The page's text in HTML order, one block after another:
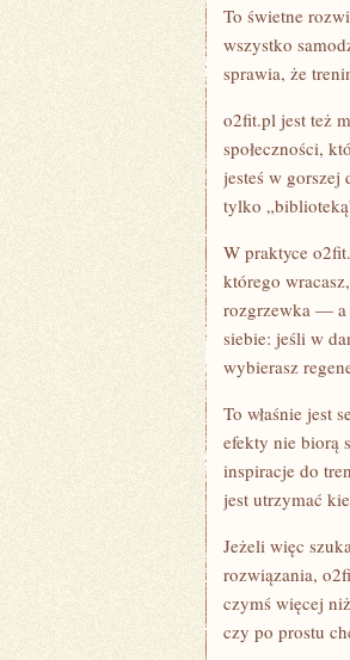
To świetne
wszystko
sprawia, że
o2fit.pl jest też
społeczności,
jesteś w
tylko
W praktyce
którego
rozgrzewka — a
siebie: jeśli w
wybierasz
To właśnie jest
efekty nie biorą
inspiracje do
jest utrzymać
Jeżeli więc
rozwiązania,
czymś więcej
czy po prostu